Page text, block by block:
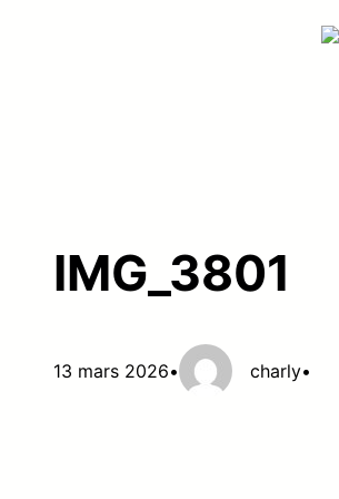
IMG_3801
13 mars 2026• charly•